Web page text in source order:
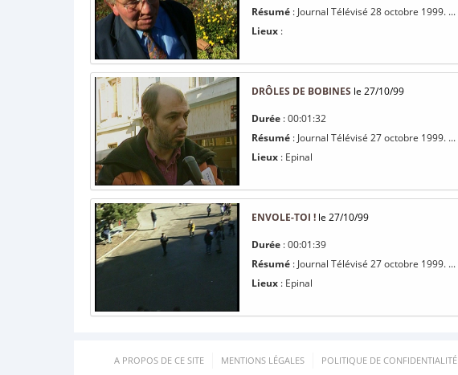
Résumé : Journal Télévisé 28 octobre 1999. ...
Lieux :
DRÔLES DE BOBINES le 27/10/99
Durée : 00:01:32
Résumé : Journal Télévisé 27 octobre 1999. ...
Lieux : Epinal
ENVOLE-TOI ! le 27/10/99
Durée : 00:01:39
Résumé : Journal Télévisé 27 octobre 1999. ...
Lieux : Epinal
A PROPOS DE CE SITE MENTIONS LÉGALES POLITIQUE DE CONFIDENTIALITÉ